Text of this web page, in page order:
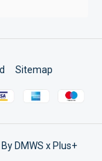
DMWS xPlus+
Sitemap